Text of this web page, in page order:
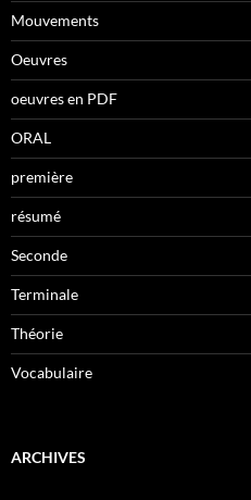
Mouvements
Oeuvres
oeuvres en PDF
ORAL
première
résumé
Seconde
Terminale
Théorie
Vocabulaire
ARCHIVES